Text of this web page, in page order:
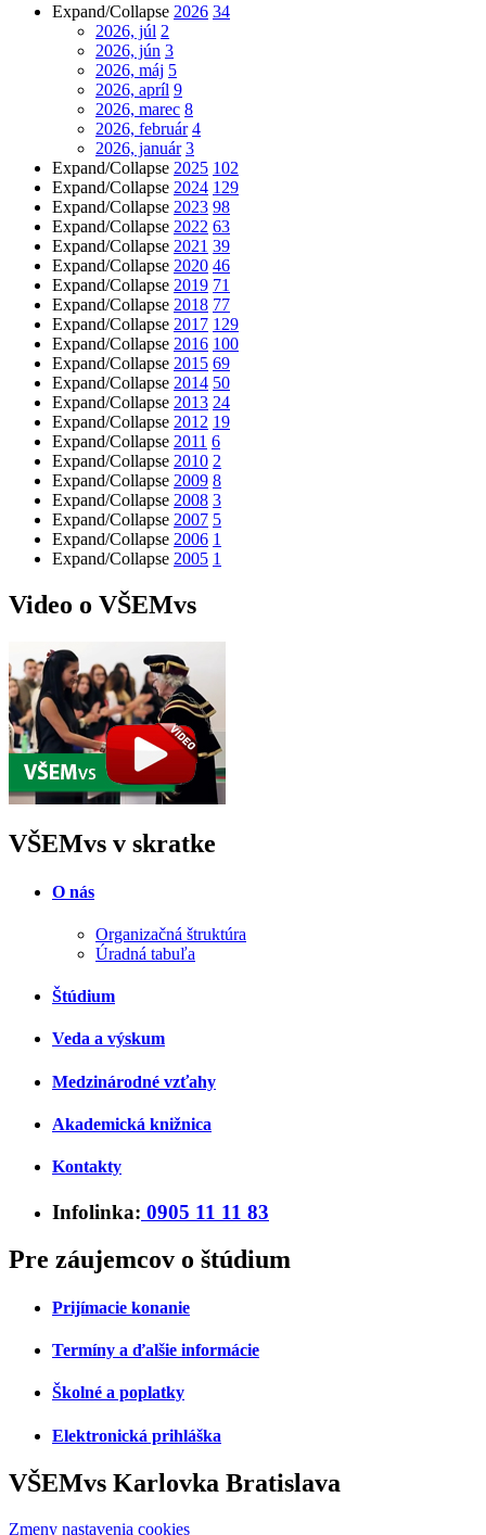
Expand/Collapse 2026 34
2026, júl 2
2026, jún 3
2026, máj 5
2026, apríl 9
2026, marec 8
2026, február 4
2026, január 3
Expand/Collapse 2025 102
Expand/Collapse 2024 129
Expand/Collapse 2023 98
Expand/Collapse 2022 63
Expand/Collapse 2021 39
Expand/Collapse 2020 46
Expand/Collapse 2019 71
Expand/Collapse 2018 77
Expand/Collapse 2017 129
Expand/Collapse 2016 100
Expand/Collapse 2015 69
Expand/Collapse 2014 50
Expand/Collapse 2013 24
Expand/Collapse 2012 19
Expand/Collapse 2011 6
Expand/Collapse 2010 2
Expand/Collapse 2009 8
Expand/Collapse 2008 3
Expand/Collapse 2007 5
Expand/Collapse 2006 1
Expand/Collapse 2005 1
Video o VŠEMvs
VŠEMvs v skratke
O nás
Organizačná štruktúra
Úradná tabuľa
Štúdium
Veda a výskum
Medzinárodné vzťahy
Akademická knižnica
Kontakty
Infolinka: 0905 11 11 83
Pre záujemcov o štúdium
Prijímacie konanie
Termíny a ďalšie informácie
Školné a poplatky
Elektronická prihláška
VŠEMvs Karlovka Bratislava
Zmeny nastavenia cookies